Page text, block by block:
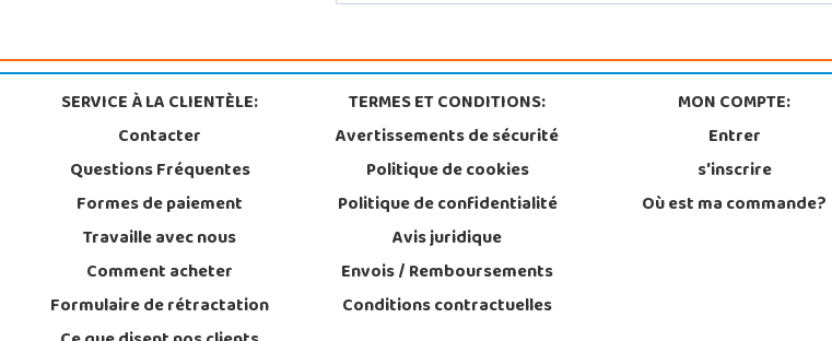
SERVICE À LA CLIENTÈLE:
Contacter
Questions Fréquentes
Formes de paiement
Travaille avec nous
Comment acheter
Formulaire de rétractation
TERMES ET CONDITIONS:
Avertissements de sécurité
Politique de cookies
Politique de confidentialité
Avis juridique
Envois / Remboursements
Conditions contractuelles
MON COMPTE:
Entrer
s'inscrire
Où est ma commande?